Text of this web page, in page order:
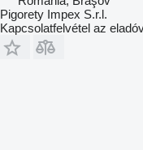
Pigorety Impex S.r.l.
Kapcsolatfelvétel az